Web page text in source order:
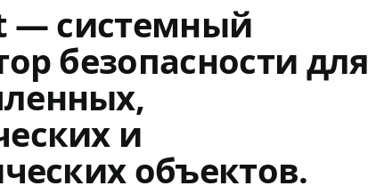
— системный
безопасности для
и
объектов.